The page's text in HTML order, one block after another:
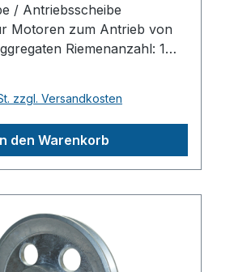
/ Antriebsscheibe
1
zylindrisch: 19 mm
/
GmbH,
zzgl. Versandkosten
den Warenkorb